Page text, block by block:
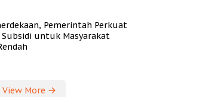
Pemerintah Perkuat
untuk Masyarakat
View More